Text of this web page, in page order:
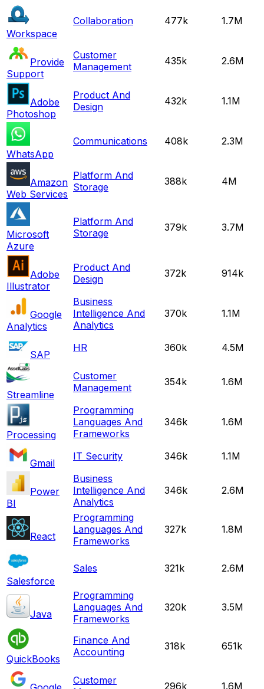
Workspace
Collaboration 477k 1.7M
Provide
Support
Customer
Management
435k 2.6M
Adobe
Photoshop
Product And
Design
432k 1.1M
WhatsApp
Communications 408k 2.3M
Amazon
Web Services
Platform And
Storage
388k 4M
Microsoft
Azure
Platform And
Storage
379k 3.7M
Adobe
Illustrator
Product And
Design
372k 914k
Google
Analytics
Business
Intelligence And
Analytics
370k 1.1M
SAP
HR 360k 4.5M
Streamline
Customer
Management
354k 1.6M
Processing
Programming
Languages And
Frameworks
346k 1.6M
Gmail
IT Security 346k 1.1M
Power
BI
Business
Intelligence And
Analytics
346k 2.6M
React
Programming
Languages And
Frameworks
327k 1.8M
Salesforce
Sales 321k 2.6M
Java
Programming
Languages And
Frameworks
320k 3.5M
QuickBooks
Finance And
Accounting
318k 651k
Customer
296k 1.6M